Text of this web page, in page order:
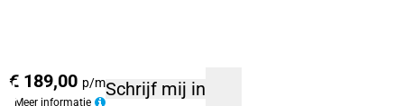
€ 189,00 p/m
Meer informatie
Schrijf mij in